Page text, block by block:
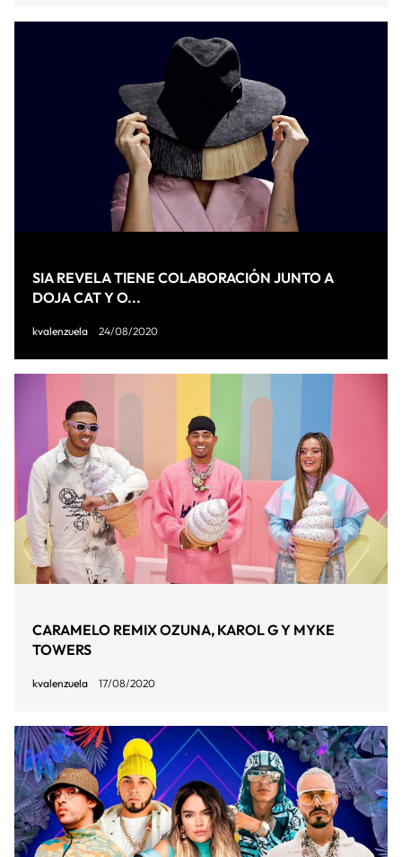
SIA REVELA TIENE COLABORACIÓN JUNTO A
DOJA CAT Y O...
kvalenzuela 24/08/2020
CARAMELO REMIX OZUNA, KAROL G Y MYKE
TOWERS
kvalenzuela 17/08/2020